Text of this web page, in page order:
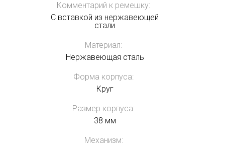
Комментарий к ремешку:
С вставкой из нержавеющей
стали
Материал:
Нержавеющая сталь
Форма корпуса:
Круг
Размер корпуса:
38 мм
Механизм: